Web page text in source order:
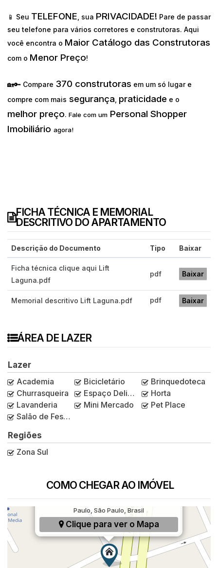
📱 Seu TELEFONE , sua PRIVACIDADE! Pare de passar
seu telefone para vários corretores e construtoras. Aqui
você encontra o Maior Catálogo das Construtoras
com o Menor Preço!
🏡🔑 Compare 370 construtoras em um só lugar e
compre com mais segurança praticidade e o
melhor preço. Fale com um Personal Shopper
Imobiliário agora!
FICHA TÉCNICA E MEMORIAL
DESCRITIVO DO APARTAMENTO
Descrição do Documento Tipo Baixar
Ficha técnica clique aqui Lift
Laguna.pdf
pdf Baixar
Memorial descritivo Lift Laguna.pdf pdf Baixar
ÁREA DE LAZER
Lazer
Academia
Bicicletário
Brinquedoteca
Churrasqueira
Espaço Delivery
Horta
Lavanderia
Mini Mercado
Pet Place
Salão de Festas
Regiões
Zona Sul
COMO CHEGAR AO IMÓVEL
Rua Laguna, 508, Jardim Caravelas, São
Paulo, São Paulo, Brasil
Clique para ver o Mapa